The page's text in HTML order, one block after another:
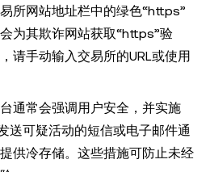
所网站地址栏中的绿色“https”
为其欺诈网站获取“https”验
请手动输入交易所的URL或使用
通常会强调用户安全，并实施
送可疑活动的短信或电子邮件通
供冷存储。这些措施可防止未经